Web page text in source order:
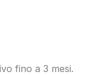
fino a 3 mesi.